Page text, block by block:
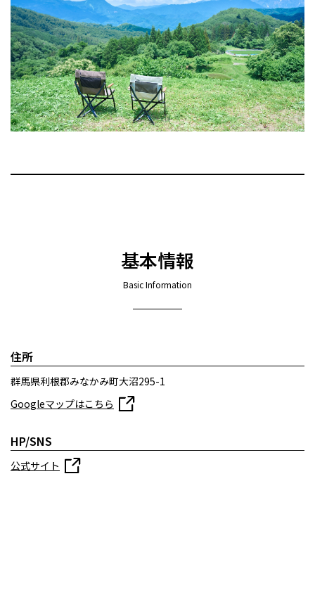
基本情報
Basic Information
住所
群馬県利根郡みなかみ町大沼295-1
Googleマップはこちら
HP/SNS
公式サイト